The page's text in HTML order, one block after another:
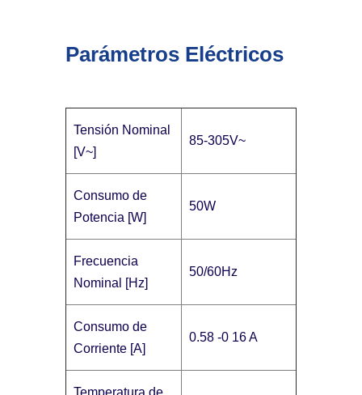
Parámetros Eléctricos
Tensión Nominal
[V~]
85-305V~
Consumo de
Potencia [W]
50W
Frecuencia
Nominal [Hz]
50/60Hz
Consumo de
Corriente [A]
0.58 -0 16 A
Temperatura de